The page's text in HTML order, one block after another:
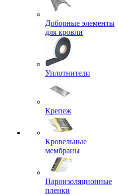
Доборные элементы
для кровли
Уплотнители
Крепеж
Кровельные
мембраны
Пароизоляционные
пленки